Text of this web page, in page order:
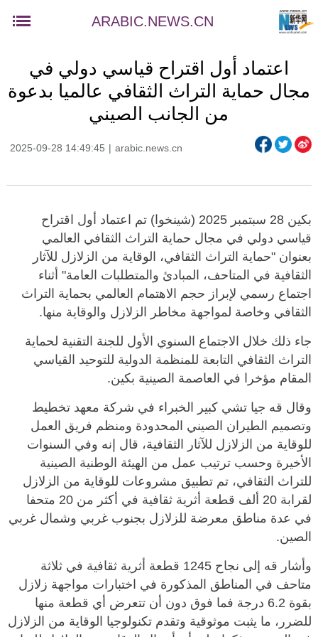
ARABIC.NEWS.CN
اعتماد أول اقتراح قياسي دولي في
مجال حماية التراث الثقافي عالميا بدعوة
من الجانب الصيني
2025-09-28 14:49:45 | arabic.news.cn
بكين 28 سبتمبر 2025 (شينخوا) تم اعتماد أول اقتراح
قياسي دولي في مجال حماية التراث الثقافي العالمي
بعنوان "حماية التراث الثقافي، الوقاية من الزلازل للآثار
الثقافية في المتاحف، المبادئ والمتطلبات العامة" أثناء
اجتماع رسمي لإبراز حجم الاهتمام العالمي بحماية التراث
الثقافي وخاصة لمواجهة مخاطر الزلازل والوقاية منها.
جاء ذلك خلال الاجتماع السنوي الأول للجنة التقنية لحماية
التراث الثقافي التابعة للمنظمة الدولية للتوحيد القياسي
المقام مؤخرا في العاصمة الصينية بكين.
وقال قه جيا تشي كبير الخبراء في شركة معهد تخطيط
وتصميم الطيران الصيني المحدودة ومنظم فريق العمل
للوقاية من الزلازل للآثار الثقافية، قال إنه وفي السنوات
الأخيرة وحسب ترتيب عمل من الهيئة الوطنية الصينية
للتراث الثقافي، تم تطبيق مشروعات للوقاية من الزلازل
لقرابة 20 ألف قطعة أثرية ثقافية في أكثر من 20 متحفا
في عدة مناطق معرضة للزلازل بجنوب غربي وشمال غربي
الصين.
وأشار قه إلى نجاح 1245 قطعة أثرية ثقافية في ثلاثة
متاحف في المناطق المذكورة في اختبارات مواجهة زلازل
بقوة 6.2 درجة فما فوق دون أن تتعرض أي قطعة منها
للضرر، ما يثبت موثوقية وتقدم تكنولوجيا الوقاية من الزلازل